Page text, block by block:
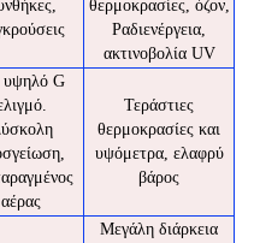
θερμοκρασίες, όζον,
Ραδιενέργεια,
ακτινοβολία UV
G
αέρας
Τεράστιες
θερμοκρασίες και
υψόμετρα, ελαφρύ
βάρος
Μεγάλη διάρκεια